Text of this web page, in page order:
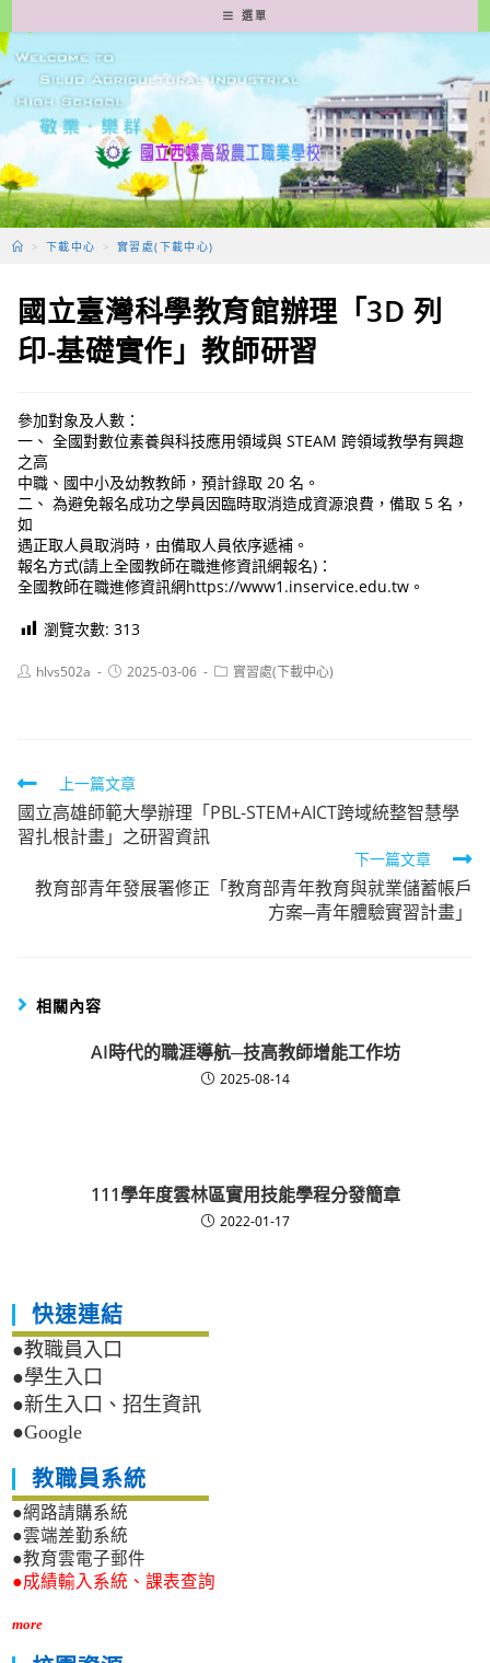
轉
至
要
容
選單
> 下載中心 > 實習處(下載中心)
國立臺灣科學教育館辦理「3D 列
印-基礎實作」教師研習
參加對象及人數：
一、 全國對數位素養與科技應用領域與 STEAM 跨領域教學有興趣
之高
中職、國中小及幼教教師，預計錄取 20 名。
二、 為避免報名成功之學員因臨時取消造成資源浪費，備取 5 名，
如
遇正取人員取消時，由備取人員依序遞補。
報名方式(請上全國教師在職進修資訊網報名)：
全國教師在職進修資訊網https://www1.inservice.edu.tw。
瀏覽次數: 313
Posthlvs502a
Post2025-03-06
Post實習處(下載中心)
Read
more
articles
上一篇文章
國立高雄師範大學辦理「PBL-STEM+AICT跨域統整智慧學
習扎根計畫」之研習資訊
下一篇文章
教育部青年發展署修正「教育部青年教育與就業儲蓄帳戶
方案─青年體驗實習計畫」
相關內容
AI時代的職涯導航─技高教師增能工作坊
2025-08-14
111學年度雲林區實用技能學程分發簡章
2022-01-17
快速連結
●教職員入口
●學生入口
●新生入口、招生資訊
●Google
教職員系統
●網路請購系統
●雲端差勤系統
●教育雲電子郵件
●成績輸入系統、課表查詢
more